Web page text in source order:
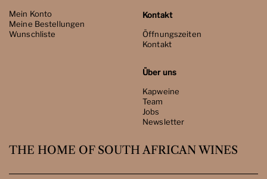
Mein Konto
Meine Bestellungen
Wunschliste
Kontakt
Öffnungszeiten
Kontakt
Über uns
Kapweine
Team
Jobs
Newsletter
THE HOME OF SOUTH AFRICAN WINES